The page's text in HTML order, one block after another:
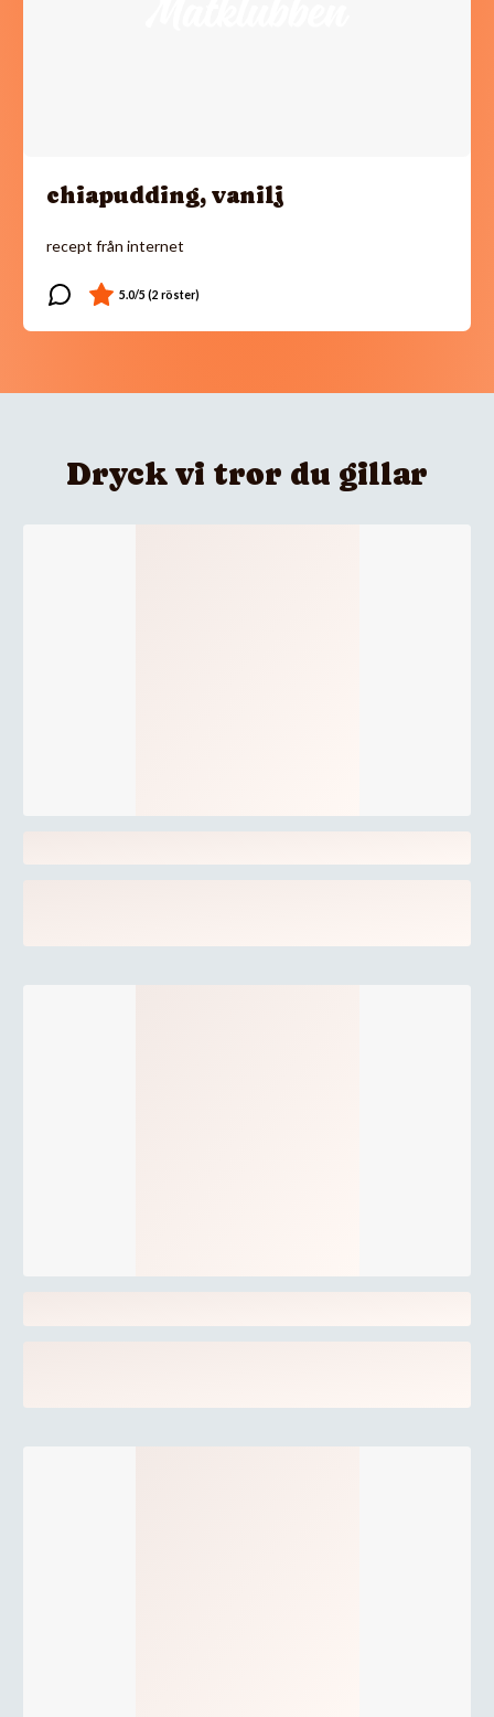
chiapudding, vanilj
recept från internet
Dryck vi tror du gillar